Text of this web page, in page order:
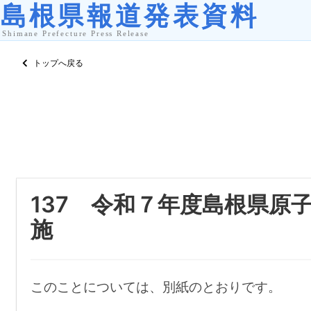
トップへ戻る
137 令和７年度島根県原
施
このことについては、別紙のとおりです。